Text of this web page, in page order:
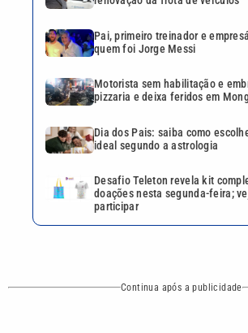
participar
Continua após a publicidade
VTV é afiliada do
CATEGORIAS
Cotidiano
Mundo